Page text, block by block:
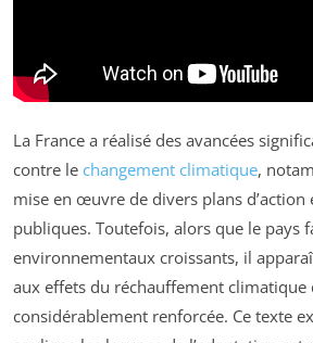
La France a réalisé des avancées
contre le changement climatique,
mise en œuvre de divers plans d’action
publiques. Toutefois, alors que le pays
environnementaux croissants, il
aux effets du réchauffement climatique
considérablement renforcée. Ce texte